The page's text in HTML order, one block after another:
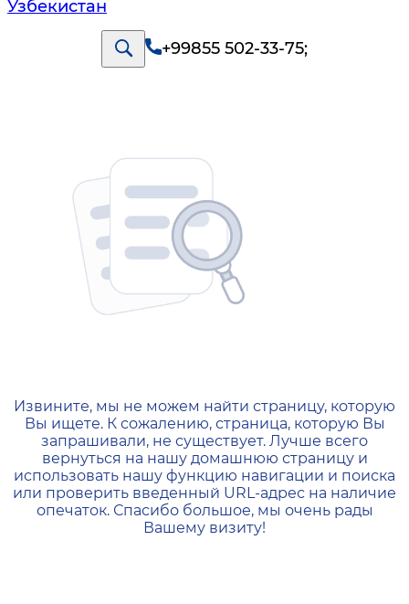
Узбекистан
+99855 502-33-75;
404 — Страница не
Извините, мы не можем найти страницу, которую
Вы ищете. К сожалению, страница, которую Вы
запрашивали, не существует. Лучше всего
вернуться на нашу домашнюю страницу и
использовать нашу функцию навигации и поиска
или проверить введенный URL-адрес на наличие
опечаток. Спасибо большое, мы очень рады
Вашему визиту!